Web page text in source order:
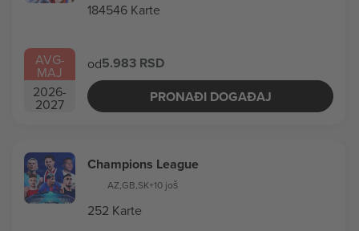
AVG-
MAJ
2026-
2027
184546 Karte
od5.983 RSD
PRONAĐI DOGAĐAJ
Champions League
AZ,GB,SK+10 još
252 Karte